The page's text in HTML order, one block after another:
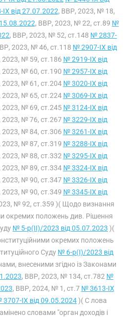
від 27.07.2022, ВВР, 2023, № 18,
, ВВР, 2023, № 22, ст.89 №
, ВВР, 2023, № 52, ст.148 № 2837-
2023, № 46, ст.118 № 2907-IX від
2023, № 59, ст.186 № 2919-IX від
2023, № 60, ст.190 № 2957-IX від
2023, № 61, ст.204 № 3020-IX від
2023, № 65, ст.224 № 3069-IX від
2023, № 69, ст.245 № 3124-IX від
2023, № 76, ст.267 № 3229-IX від
2023, № 84, ст.306 № 3261-IX від
2023, № 87, ст.319 № 3288-IX від
2023, № 88, ст.332 № 3295-IX від
2023, № 89, ст.334 № 3324-IX від
2023, № 90, ст.347 № 3326-IX від
2023, № 90, ст.349 № 3345-IX від
№ 92, ст.359 )( Щодо визнання
окремих положень див. Рішення
№ 5-р(II)/2023 від 05.07.2023 )(
окремих положень
Суду № 6-р(I)/2023 від
внесеними згідно із Законами
, ВВР, 2023, № 134, ст.782 №
, ВВР, 2024, № 1, ст.7 № 3613-IX
3707-IX від 09.05.2024)( С лова
словами "орган доходів і